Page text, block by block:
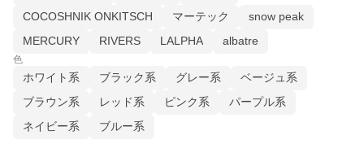
COCOSHNIK ONKITSCH
マーテック
snow peak
MERCURY
RIVERS LALPHA albatre
色
ホワイト系 ブラック系 グレー系
ベージュ系
ブラウン系
レッド系 ピンク系
パープル系
ネイビー系
ブルー系